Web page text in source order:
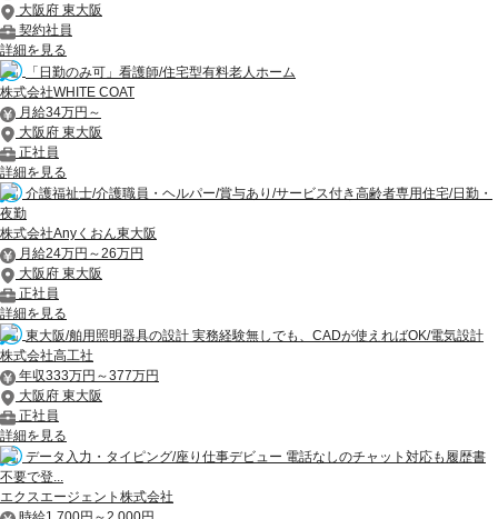
大阪府 東大阪
契約社員
詳細を見る
「日勤のみ可」看護師/住宅型有料老人ホーム
株式会社WHITE COAT
月給34万円～
大阪府 東大阪
正社員
詳細を見る
介護福祉士/介護職員・ヘルパー/賞与あり/サービス付き高齢者専用住宅/日勤・
夜勤
株式会社Anyくおん東大阪
月給24万円～26万円
大阪府 東大阪
正社員
詳細を見る
東大阪/舶用照明器具の設計 実務経験無しでも、CADが使えればOK/電気設計
株式会社高工社
年収333万円～377万円
大阪府 東大阪
正社員
詳細を見る
データ入力・タイピング/座り仕事デビュー 電話なしのチャット対応も履歴書
不要で登...
エクスエージェント株式会社